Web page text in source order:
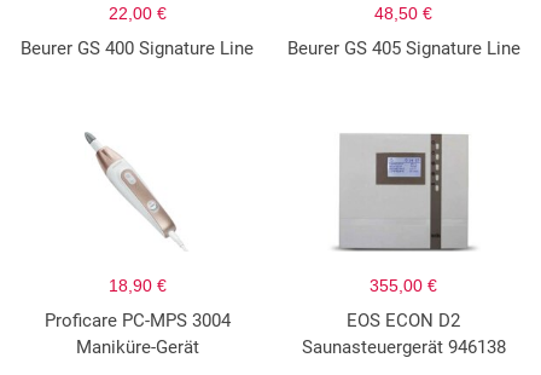
22,00 €
Beurer GS 400 Signature Line
48,50 €
Beurer GS 405 Signature Line
18,90 €
Proficare PC-MPS 3004
Maniküre-Gerät
355,00 €
EOS ECON D2
Saunasteuergerät 946138